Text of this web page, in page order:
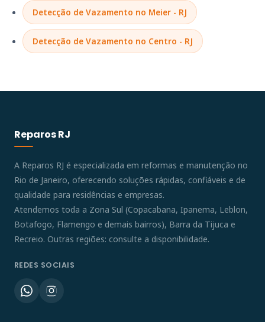
Detecção de Vazamento no Meier - RJ
Detecção de Vazamento no Centro - RJ
Reparos RJ
A Reparos RJ é especializada em reformas e manutenção no
Rio de Janeiro, oferecendo soluções rápidas, confiáveis e de
qualidade para residências e empresas.
Atendemos toda a Zona Sul (Copacabana, Ipanema, Leblon,
Botafogo, Flamengo e demais bairros), Barra da Tijuca e
Recreio. Outras regiões: consulte a disponibilidade.
REDES SOCIAIS